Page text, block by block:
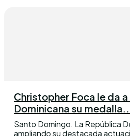
Christopher Foca le da
Dominicana su
Santo Domingo. La República
ampliando su destacada